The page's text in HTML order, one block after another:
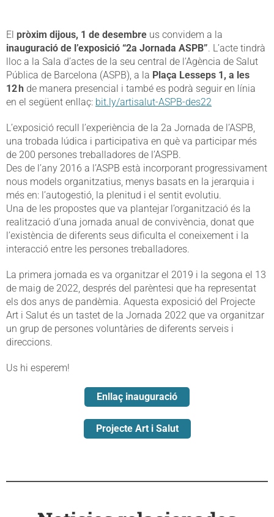
El pròxim dijous, 1 de desembre us convidem a la
inauguració de l’exposició “2a Jornada ASPB”. L’acte tindrà
lloc a la Sala d’actes de la seu central de l’Agència de Salut
Pública de Barcelona (ASPB), a la Plaça Lesseps 1, a les
12 h de manera presencial i també es podrà seguir en línia
en el següent enllaç: bit.ly/artisalut-ASPB-des22
L’exposició recull l’experiència de la 2a Jornada de l’ASPB,
una trobada lúdica i participativa en què va participar més
de 200 persones treballadores de l’ASPB.
Des de l’any 2016 a l’ASPB està incorporant progressivament
nous models organitzatius, menys basats en la jerarquia i
més en: l’autogestió, la plenitud i el sentit evolutiu.
Una de les propostes que va plantejar l’organització és la
realització d’una jornada anual de convivència, donat que
l’existència de diferents seus dificulta el coneixement i la
interacció entre les persones treballadores.
La primera jornada es va organitzar el 2019 i la segona el 13
de maig de 2022, després del parèntesi que ha representat
els dos anys de pandèmia. Aquesta exposició del Projecte
Art i Salut és un tastet de la Jornada 2022 que va organitzar
un grup de persones voluntàries de diferents serveis i
direccions.
Us hi esperem!
Enllaç inauguració
Projecte Art i Salut